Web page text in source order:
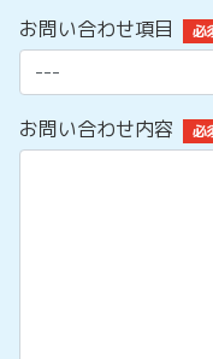
お問い合わせ項目 必
お問い合わせ内容 必